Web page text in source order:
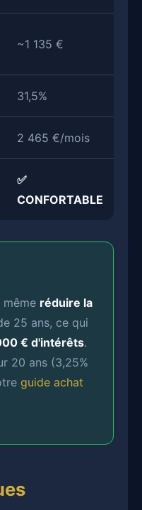
~1 135 €
31,5%
2 465 €/mois
✅
CONFORTABLE
réduire la
25 ans, ce qui
€ d'intérêts.
20 ans (3,25%
guide achat